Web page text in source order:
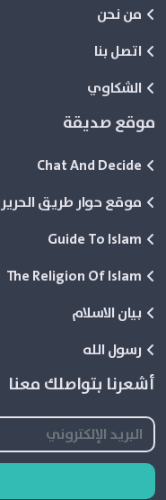
من نحن
اتصل بنا
الشكاوي
موقع صديقة
Chat And Decide
موقع حوار طريق الحرير
Guide To Islam
The Religion Of Islam
بيان الاسلام
رسول الله
أشعرنا بتواصلك معنا